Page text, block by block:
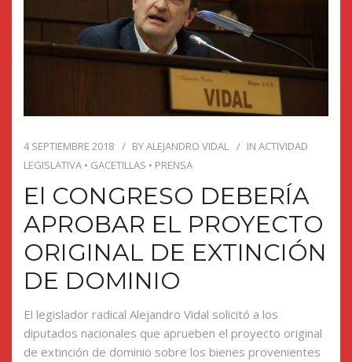
4 SEPTIEMBRE 2018 BYALEJANDRO VIDAL IN ACTIVIDAD
LEGISLATIVA • GACETILLAS • PRENSA
El CONGRESO DEBERÍA
APROBAR EL PROYECTO
ORIGINAL DE EXTINCIÓN
DE DOMINIO
El legislador radical Alejandro Vidal solicitó a los
diputados nacionales que aprueben el proyecto original
de extinción de dominio sobre los bienes provenientes